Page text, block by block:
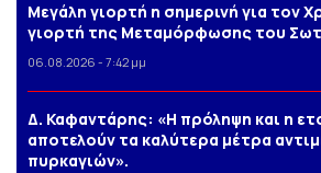
Μεγάλη γιορτή η σημερινή για τον
γιορτή της Μεταμόρφωσης του
06.08.2026 - 7:42 μμ
Δ. Καφαντάρης: «Η πρόληψη και η
αποτελούν τα καλύτερα μέτρα
πυρκαγιών».